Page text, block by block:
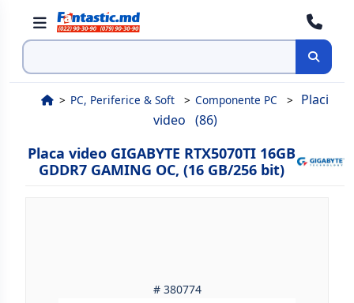
Cauta
PC, Periferice & Soft Componente PC
Placi
video (86)
Placa video GIGABYTE RTX5070TI 16GB
GDDR7 GAMING OC, (16 GB/256 bit)
# 380774